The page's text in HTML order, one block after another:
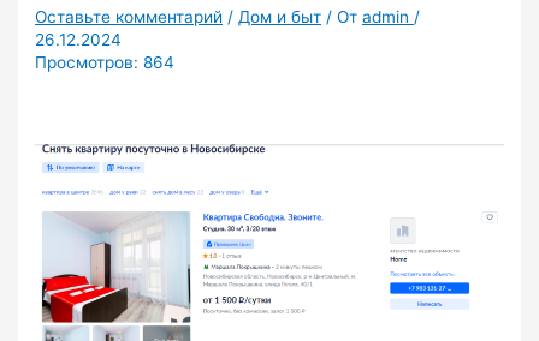
Оставьте комментарий / Дом и быт / Отadmin /
26.12.2024
Просмотров: 864